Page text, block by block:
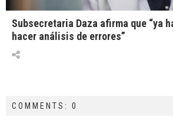
Subsecretaria Daza afirma que “ya
hacer análisis de errores”
COMMENTS: 0